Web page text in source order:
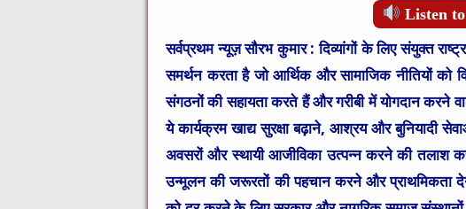
Listen
सर्वप्रथम न्यूज़ सौरभ कुमार :दिव्यांगों के लिए संयुक्त
समर्थन करता है जो आर्थिक और सामाजिक नीतियों
संगठनों की सहायता करते हैं और गरीबी में योगदान करने
ये कार्यक्रम खाद्य सुरक्षा बढ़ाने, आश्रय और बुनियादी
अवसरों और स्थायी आजीविका उत्पन्न करने की तलाश
उन्मूलन की जरूरतों की पहचान करने और प्राथमिकता